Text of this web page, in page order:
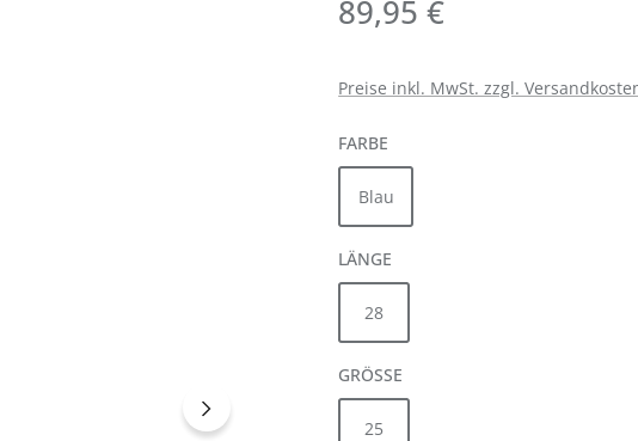
89,95 €
Preise inkl. MwSt. zzgl.
FARBE
Blau
LÄNGE
28
GRÖSSE
25